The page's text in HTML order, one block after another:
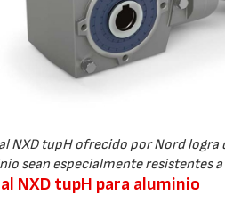
NXD tupH ofrecido por Nord
sean especialmente resistentes
NXD tupH para aluminio